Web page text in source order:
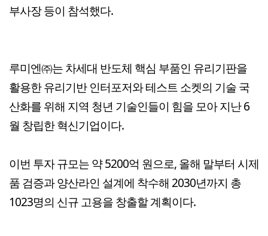
부사장 등이 참석했다.
루미엔㈜는 차세대 반도체 핵심 부품인 유리기판을
활용한 유리기반 인터포저와 테스트 소켓의 기술 국
산화를 위해 지역 청년 기술인들이 힘을 모아 지난 6
월 창립한 혁신기업이다.
이번 투자 규모는 약 5200억 원으로, 올해 말부터 시제
품 검증과 양산라인 설계에 착수해 2030년까지 총
1023명의 신규 고용을 창출할 계획이다.